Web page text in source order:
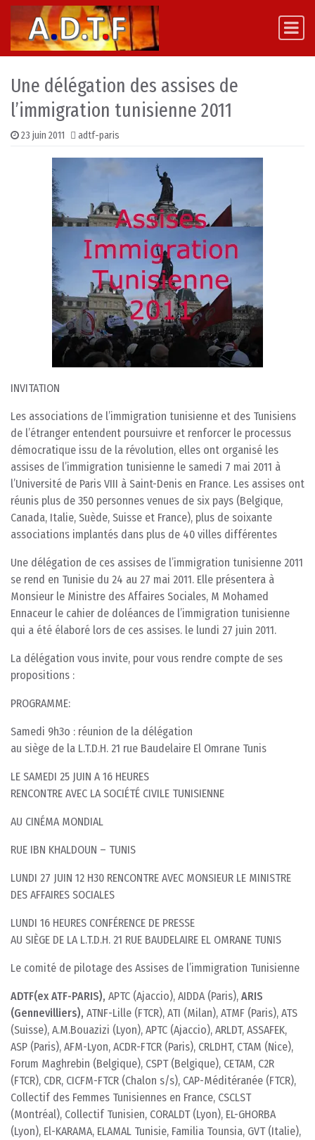
Skip to content
Main Navigation
Une délégation des assises de
l’immigration tunisienne 2011
23 juin 2011 adtf-paris
INVITATION
Les associations de l’immigration tunisienne et des Tunisiens
de l’étranger entendent poursuivre et renforcer le processus
démocratique issu de la révolution, elles ont organisé les
assises de l’immigration tunisienne le samedi 7 mai 2011 à
l’Université de Paris VIII à Saint-Denis en France. Les assises ont
réunis plus de 350 personnes venues de six pays (Belgique,
Canada, Italie, Suède, Suisse et France), plus de soixante
associations implantés dans plus de 40 villes différentes
Une délégation de ces assises de l’immigration tunisienne 2011
se rend en Tunisie du 24 au 27 mai 2011. Elle présentera à
Monsieur le Ministre des Affaires Sociales, M Mohamed
Ennaceur le cahier de doléances de l’immigration tunisienne
qui a été élaboré lors de ces assises. le lundi 27 juin 2011.
La délégation vous invite, pour vous rendre compte de ses
propositions :
PROGRAMME:
Samedi 9h3o : réunion de la délégation
au siège de la L.T.D.H. 21 rue Baudelaire El Omrane Tunis
LE SAMEDI 25 JUIN A 16 HEURES
RENCONTRE AVEC LA SOCIÉTÉ CIVILE TUNISIENNE
AU CINÉMA MONDIAL
RUE IBN KHALDOUN – TUNIS
LUNDI 27 JUIN 12 H30 RENCONTRE AVEC MONSIEUR LE MINISTRE
DES AFFAIRES SOCIALES
LUNDI 16 HEURES CONFÉRENCE DE PRESSE
AU SIÈGE DE LA L.T.D.H. 21 RUE BAUDELAIRE EL OMRANE TUNIS
Le comité de pilotage des Assises de l’immigration Tunisienne
ADTF(ex ATF-PARIS), APTC (Ajaccio), AIDDA (Paris), ARIS
(Gennevilliers), ATNF-Lille (FTCR), ATI (Milan), ATMF (Paris), ATS
(Suisse), A.M.Bouazizi (Lyon), APTC (Ajaccio), ARLDT, ASSAFEK,
ASP (Paris), AFM-Lyon, ACDR-FTCR (Paris), CRLDHT, CTAM (Nice),
Forum Maghrebin (Belgique), CSPT (Belgique), CETAM, C2R
(FTCR), CDR, CICFM-FTCR (Chalon s/s), CAP-Méditéranée (FTCR),
Collectif des Femmes Tunisiennes en France, CSCLST
(Montréal), Collectif Tunisien, CORALDT (Lyon), EL-GHORBA
(Lyon), El-KARAMA, ELAMAL Tunisie, Familia Tounsia, GVT (Italie),